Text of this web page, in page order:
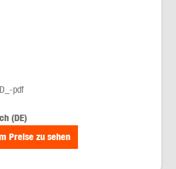
pdf
(DE)
Preise zu sehen